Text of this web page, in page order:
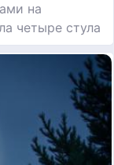
на
четыре стула